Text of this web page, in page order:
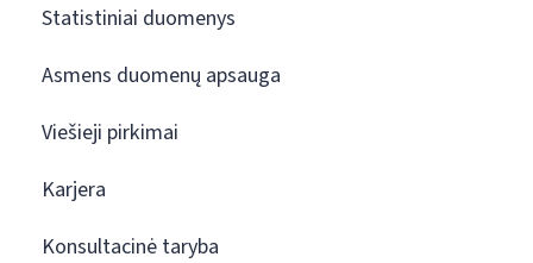
Statistiniai duomenys
Asmens duomenų apsauga
Viešieji pirkimai
Karjera
Konsultacinė taryba